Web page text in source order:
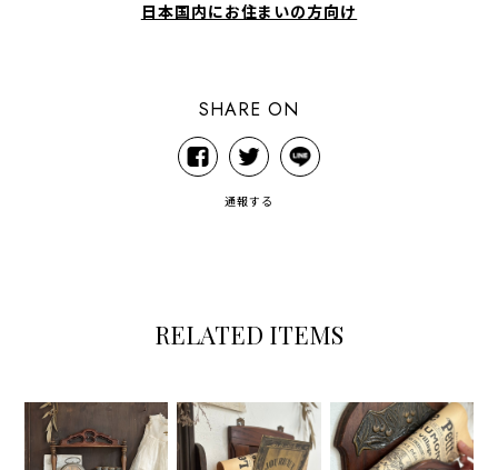
日本国内にお住まいの方向け
SHARE ON
通報する
RELATED ITEMS